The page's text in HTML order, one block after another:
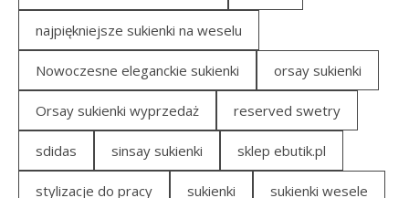
najpiękniejsze sukienki na weselu
Nowoczesne eleganckie sukienki orsay sukienki
Orsay sukienki wyprzedaż reserved swetry
sdidas sinsay sukienki sklep ebutik.pl
stylizacje do pracy sukienki sukienki wesele